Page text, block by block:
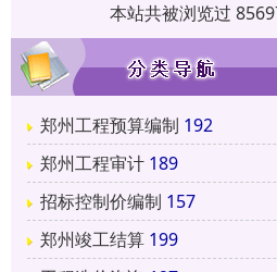
本站共被浏览过
郑州工程预算编制 192
郑州工程审计 189
招标控制价编制 157
郑州竣工结算 199